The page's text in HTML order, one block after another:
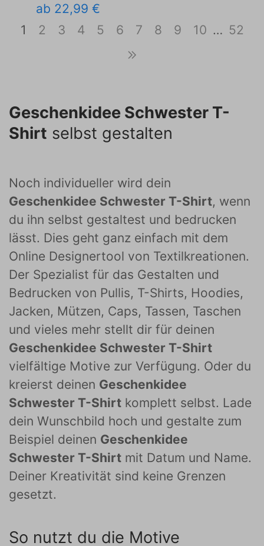
ab 22,99 €
1
2 3 4 5 6 7 8 9 10 … 52
Geschenkidee Schwester T-
Shirt selbst gestalten
Noch individueller wird dein
Geschenkidee Schwester T-Shirt, wenn
du ihn selbst gestaltest und bedrucken
lässt. Dies geht ganz einfach mit dem
Online Designertool von Textilkreationen.
Der Spezialist für das Gestalten und
Bedrucken von Pullis, T-Shirts, Hoodies,
Jacken, Mützen, Caps, Tassen, Taschen
und vieles mehr stellt dir für deinen
Geschenkidee Schwester T-Shirt
vielfältige Motive zur Verfügung. Oder du
kreierst deinen Geschenkidee
Schwester T-Shirt komplett selbst. Lade
dein Wunschbild hoch und gestalte zum
Beispiel deinen Geschenkidee
Schwester T-Shirt mit Datum und Name.
Deiner Kreativität sind keine Grenzen
gesetzt.
So nutzt du die Motive